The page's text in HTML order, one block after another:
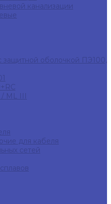
канализации
оболочкой ПЭ100,
ML III
для кабеля
сетей